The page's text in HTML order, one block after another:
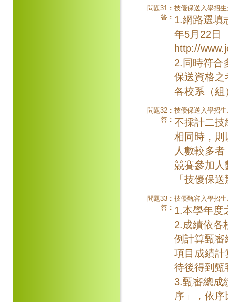
問題31： 技優保送入學招
答： 1.網路選填
年5月22日
http://
2.同時符合
保送資格之
各校系（組
問題32： 技優保送入學招
答： 不採計二技
相同時，則
人數較多
競賽參加人
「技優保
問題33： 技優甄審入學招
答： 1.本學年度
2.成績依各
例計算甄審
項目成績計
待後得到甄
3.甄審總成
序」，依